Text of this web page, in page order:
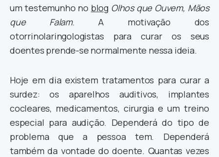
um testemunho no blog Olhos que Ouvem, Mãos
que Falam.
A motivação dos
otorrinolaringologistas para curar os seus
doentes prende-se normalmente nessa ideia.
Hoje em dia existem tratamentos para curar a
surdez: os aparelhos auditivos, implantes
cocleares, medicamentos, cirurgia e um treino
especial para audição. Dependerá do tipo de
problema que a pessoa tem. Dependerá
também da vontade do doente. Quantas vezes